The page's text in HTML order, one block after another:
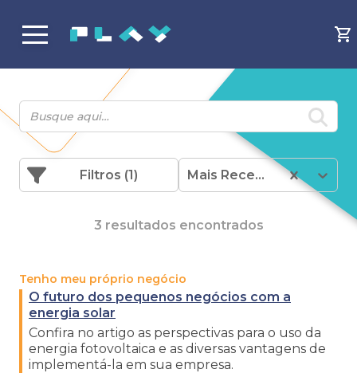
Filtros (1) Mais Recentes
3 resultados encontrados
Tenho meu próprio negócio
O futuro dos pequenos negócios com a
energia solar
Confira no artigo as perspectivas para o uso da
energia fotovoltaica e as diversas vantagens de
implementá-la em sua empresa.